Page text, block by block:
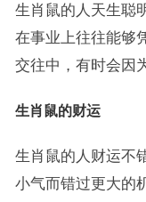
生肖鼠的人天生聪
在事业上往往能够
交往中，有时会因
生肖鼠的财运
生肖鼠的人财运不
小气而错过更大的